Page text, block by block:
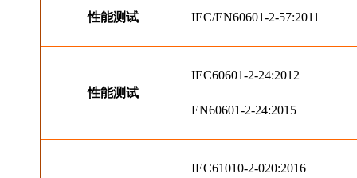
性能测试 IEC/EN60601-2-57:2011
性能测试
IEC60601-2-24:2012
EN60601-2-24:2015
IEC61010-2-020:2016